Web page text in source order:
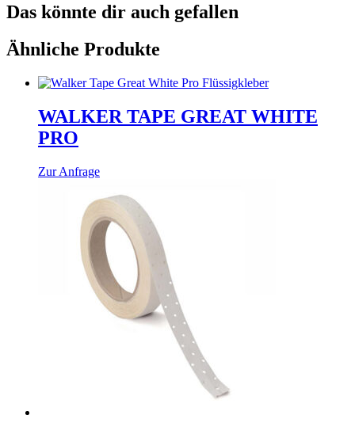
Das könnte dir auch gefallen
Ähnliche Produkte
WALKER TAPE GREAT WHITE
PRO
Zur AnfrageDieses
weist
mehrere
Varianten
Die
Optionen
können
auf
der
Produktseite